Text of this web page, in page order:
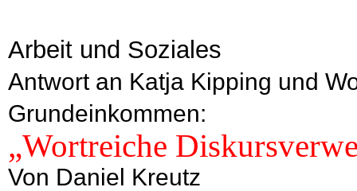
Arbeit und Soziales
Antwort an Katja Kipping und
Grundeinkommen:
„Wortreiche
Von Daniel Kreutz